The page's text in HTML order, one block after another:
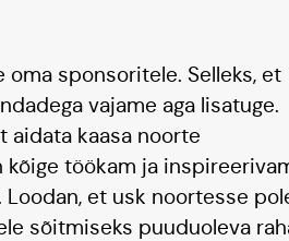
oma sponsoritele. Selleks, et
vajame aga lisatuge.
aidata kaasa noorte
kõige töökam ja
et usk noortesse
sõitmiseks puuduoleva